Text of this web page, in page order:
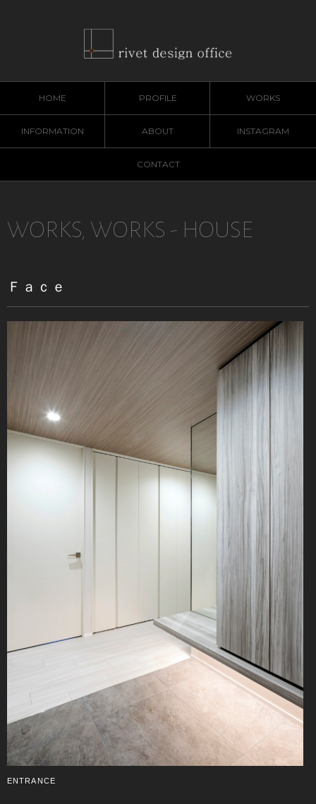
HOME PROFILE WORKS
INFORMATION ABOUT INSTAGRAM
CONTACT
WORKS, WORKS - HOUSE
Ｆａｃｅ
ENTRANCE